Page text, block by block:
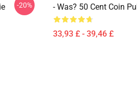
-20% - Was? 50 Cent Coin
33,93 £ - 39,46 £